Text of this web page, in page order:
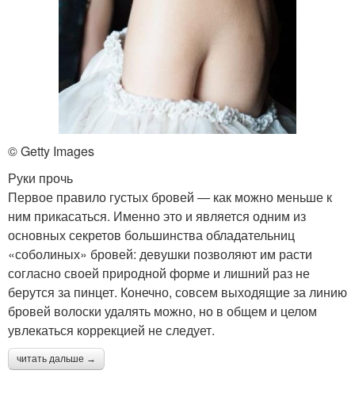
© Getty Images
Руки прочь
Первое правило густых бровей — как можно меньше к
ним прикасаться. Именно это и является одним из
основных секретов большинства обладательниц
«соболиных» бровей: девушки позволяют им расти
согласно своей природной форме и лишний раз не
берутся за пинцет. Конечно, совсем выходящие за линию
бровей волоски удалять можно, но в общем и целом
увлекаться коррекцией не следует.
читать дальше →